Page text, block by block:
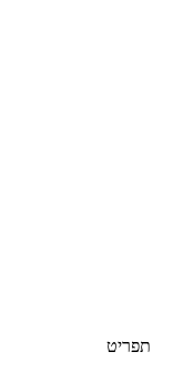
תפריט